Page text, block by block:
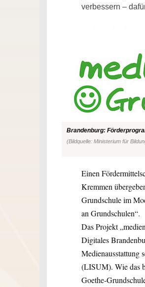
verbessern –
Brandenburg:
(Bildquelle: Ministerium für
Einen
Kremmen
Grundschule im
an Grundschulen“.
Das Projekt
Digitales
Medienausstattung
(LISUM). Wie das
Goethe-